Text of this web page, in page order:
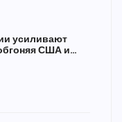
усиливают
США и